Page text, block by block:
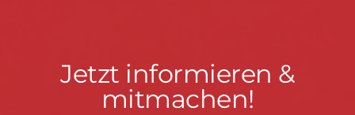
Jetzt
informieren
Jetzt informieren &
mitmachen!